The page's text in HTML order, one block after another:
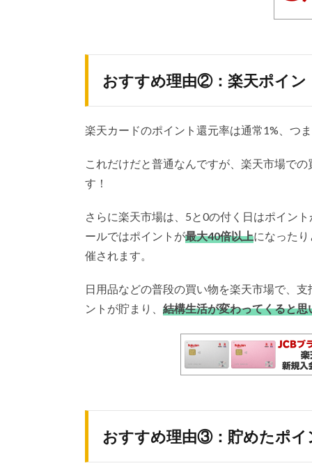
おすすめ理由②：楽天ポイン
楽天カードのポイント還元率は通常1%、つ
これだけだと普通なんですが、楽天市場で
す！
さらに楽天市場は、5と0の付く日はポイン
ールではポイントが最大40倍以上になった
催されます。
日用品などの普段の買い物を楽天市場で、
ントが貯まり、 結構生活が変わってくると思
おすすめ理由③：貯めたポイ